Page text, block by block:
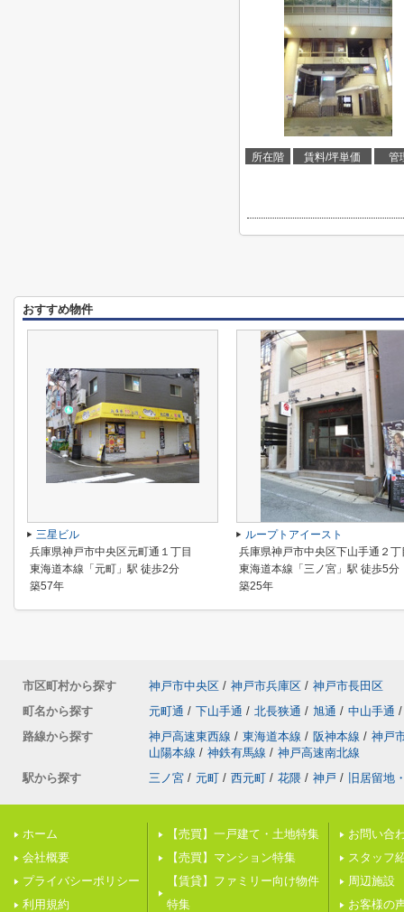
所在階 賃料/坪単価 管
おすすめ物件
三星ビル
兵庫県神戸市中央区元町通１丁目
東海道本線「元町」駅 徒歩2分
築57年
ループトアイースト
兵庫県神戸市中央区下山手通２丁
東海道本線「三ノ宮」駅 徒歩5分
築25年
市区町村から探す 神戸市中央区 / 神戸市兵庫区 / 神戸市長田区
町名から探す
元町通 / 下山手通 / 北長狭通 / 旭通 / 中山手通 /
路線から探す
神戸高速東西線 / 東海道本線 / 阪神本線 / 神戸
山陽本線 / 神鉄有馬線 / 神戸高速南北線
駅から探す
三ノ宮 / 元町 / 西元町 / 花隈 / 神戸 / 旧居留地
ホーム
会社概要
プライバシーポリシー
利用規約
【売買】一戸建て・土地特集
【売買】マンション特集
【賃貸】ファミリー向け物件
特集
お問い合
スタッフ
周辺施設
お客様の